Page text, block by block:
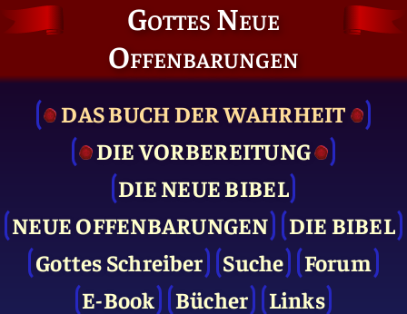
Gottes Neue
Offenbarungen
DAS BUCH DER WAHRHEIT
DIE VOR­BEREITUNG
DIE NEUE BIBEL
NEUE OFFENBARUNGEN
DIE BIBEL
Gottes Schreiber
Suche
Forum
E-Book
Bücher Links